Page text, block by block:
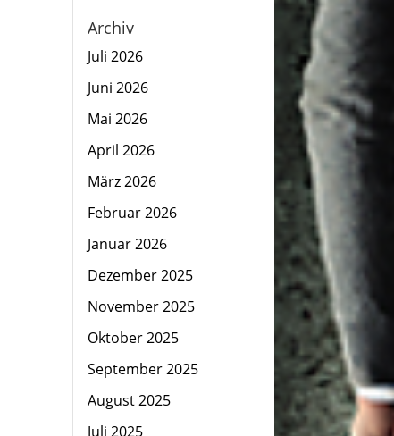
Archiv
Juli 2026
Juni 2026
Mai 2026
April 2026
März 2026
Februar 2026
Januar 2026
Dezember 2025
November 2025
Oktober 2025
September 2025
August 2025
Juli 2025